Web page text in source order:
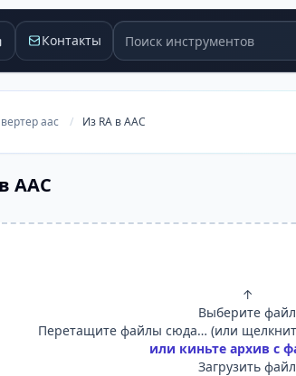
Контакты Поиск инструментов
aac / Из RA в AAC
AAC
↑
Выберите файл
Перетащите файлы сюда… (или
или киньте архив с
Загрузить файл